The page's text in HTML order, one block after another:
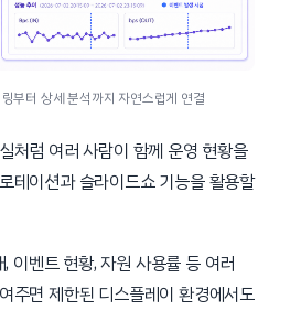
부터 상세 분석까지 자연스럽게 연결
처럼 여러 사람이 함께 운영 현황을
테이션과 슬라이드쇼 기능을 활용할
이벤트 현황, 자원 사용률 등 여러
주면 제한된 디스플레이 환경에서도